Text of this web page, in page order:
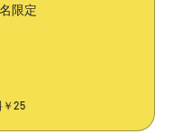
限定
￥25